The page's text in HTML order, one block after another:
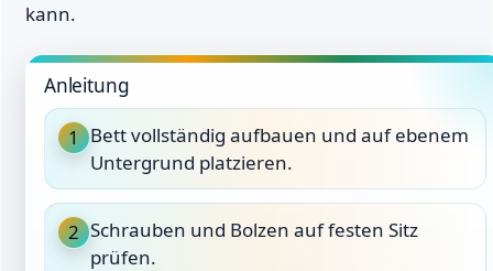
kann.
Anleitung
1 Bett vollständig aufbauen und auf ebenem
Untergrund platzieren.
2 Schrauben und Bolzen auf festen Sitz
prüfen.